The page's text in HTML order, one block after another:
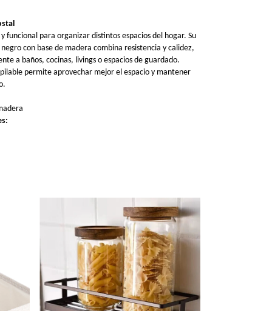
funcional para organizar distintos espacios del hogar. Su
con base de madera combina resistencia y calidez,
a baños, cocinas, livings o espacios de guardado.
permite aprovechar mejor el espacio y mantener